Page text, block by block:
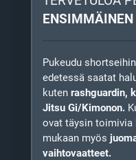
ENSIMMÄINEN
Pukeudu
edetessä saatat
kuten rashguardin,
Jitsu Gi/Kimonon.
ovat täysin toimivia
mukaan myös
vaihtovaatteet.